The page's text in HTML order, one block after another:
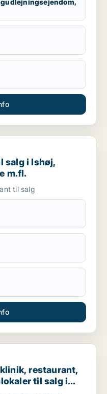
Hedehusene eller Greve
salg i Ishøj,
m.fl.
til salg
hotel eller
restaurant,
til salg i